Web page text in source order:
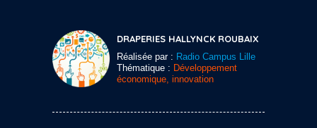
DRAPERIES HALLYNCK ROUBAIX
Réalisée par : Radio Campus Lille
Thématique : Développement
économique, innovation